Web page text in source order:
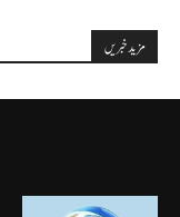
مزید خبریں